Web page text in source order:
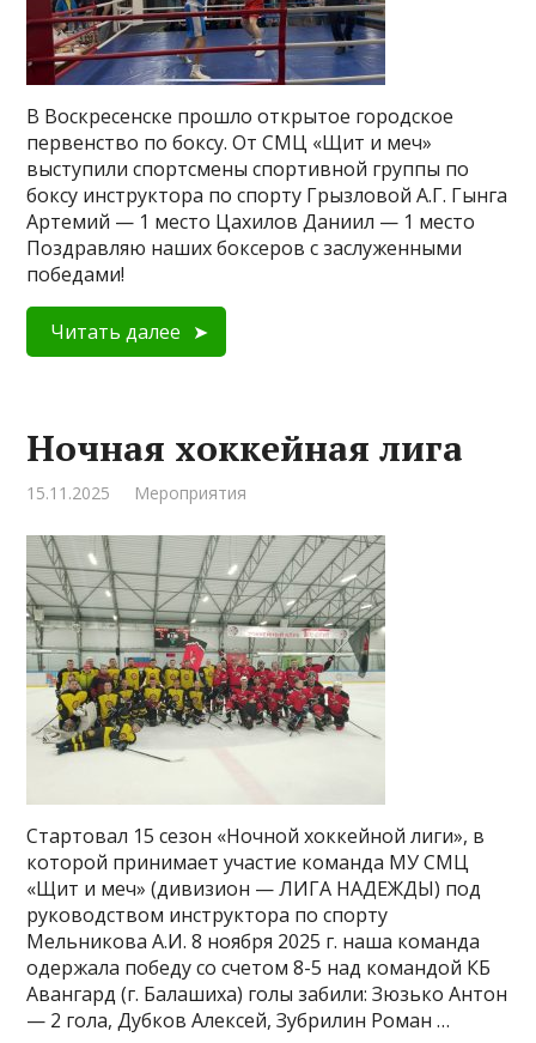
В Воскресенске прошло открытое городское
первенство по боксу. От СМЦ «Щит и меч»
выступили спортсмены спортивной группы по
боксу инструктора по спорту Грызловой А.Г. Гынга
Артемий — 1 место Цахилов Даниил — 1 место
Поздравляю наших боксеров с заслуженными
победами!
Читать далее
Ночная хоккейная лига
15.11.2025 Мероприятия
Стартовал 15 сезон «Ночной хоккейной лиги», в
которой принимает участие команда МУ СМЦ
«Щит и меч» (дивизион — ЛИГА НАДЕЖДЫ) под
руководством инструктора по спорту
Мельникова А.И. 8 ноября 2025 г. наша команда
одержала победу со счетом 8-5 над командой КБ
Авангард (г. Балашиха) голы забили: Зюзько Антон
— 2 гола, Дубков Алексей, Зубрилин Роман …